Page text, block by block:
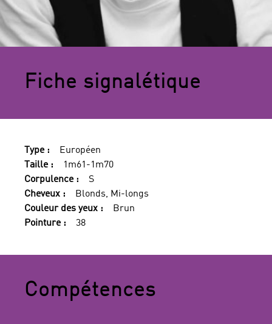
Fiche signalétique
Type :
Européen
Taille :
1m61-1m70
Corpulence :
S
Cheveux :
Blonds, Mi-longs
Couleur des yeux :
Brun
Pointure :
38
Compétences